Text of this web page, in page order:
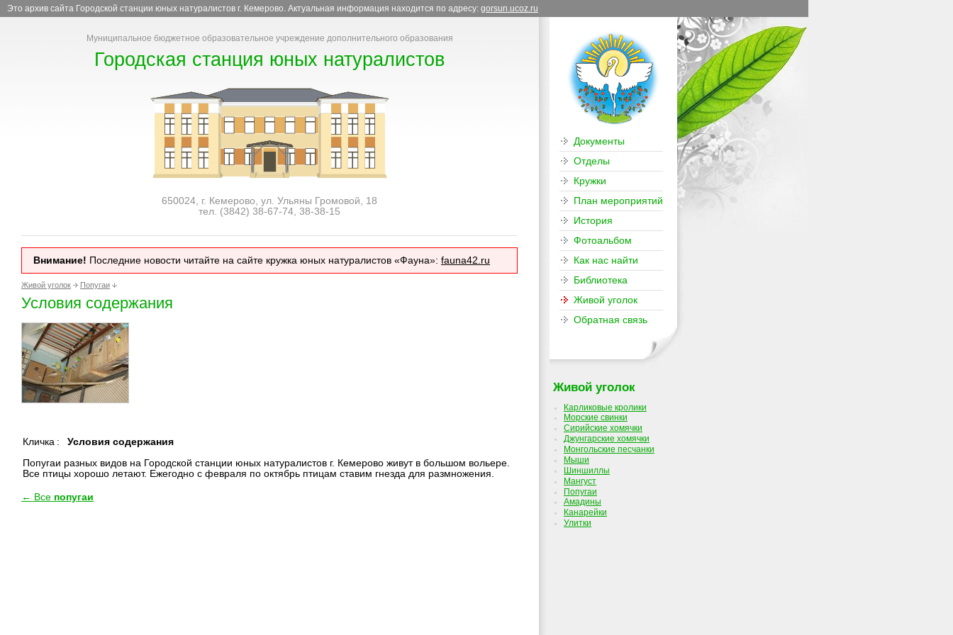
Это архив сайта Городской станции юных натуралистов г. Кемерово. Актуальная информация находится по адресу: gorsun.ucoz.ru
Муниципальное бюджетное образовательное учреждение дополнительного образования
Городская станция юных натуралистов
650024, г. Кемерово, ул. Ульяны Громовой, 18
тел. (3842) 38-67-74, 38-38-15
Внимание! Последние новости читайте на сайте кружка юных натуралистов «Фауна»: fauna42.ru
Живой уголок Попугаи
Условия содержания
Кличка :
Условия содержания
Попугаи разных видов на Городской станции юных натуралистов г. Кемерово живут в большом вольере.
Все птицы хорошо летают. Ежегодно с февраля по октябрь птицам ставим гнезда для размножения.
← Все попугаи
Документы
Отделы
Кружки
План мероприятий
История
Фотоальбом
Как нас найти
Библиотека
Живой уголок
Обратная связь
Живой уголок
Карликовые кролики
Морские свинки
Сирийские хомячки
Джунгарские хомячки
Монгольские песчанки
Мыши
Шиншиллы
Мангуст
Попугаи
Амадины
Канарейки
Улитки